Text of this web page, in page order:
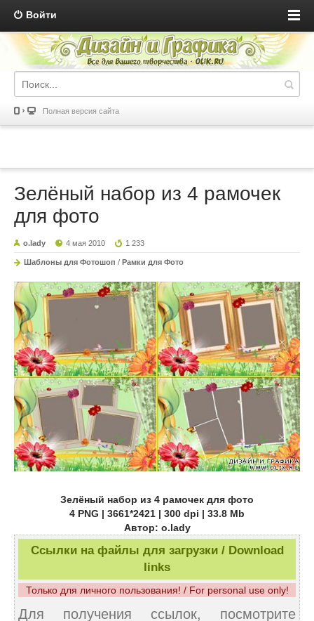
Войти
Полная версия сайта
Зелёный набор из 4 рамочек
для фото
o.lady 4 мая 2010 1 233
Шаблоны для Фотошоп / Рамки для Фото
Зелёный набор из 4 рамочек для фото
4 PNG | 3661*2421 | 300 dpi | 33.8 Mb
Автор: o.lady
Ссылки на файлы для загрузки / Download
links
Только для личного пользования! / For personal use only!
Для получения ссылок, посмотрите